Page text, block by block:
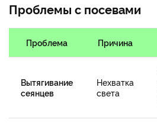
Проблемы с посевами
Проблема Причина
Вытягивание
сеянцев
Нехватка
света